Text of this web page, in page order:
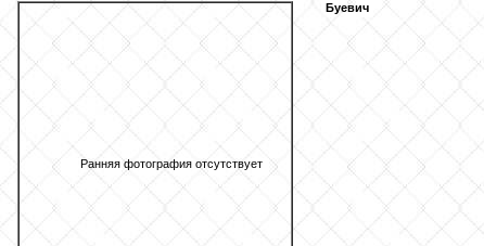
Ранняя фотография отсутствует
Буевич